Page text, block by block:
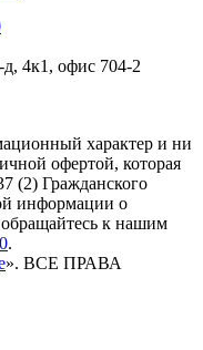
4к1, офис 704-2
характер и ни
офертой, которая
(2) Гражданского
информации о
к нашим
.
». ВСЕ ПРАВА